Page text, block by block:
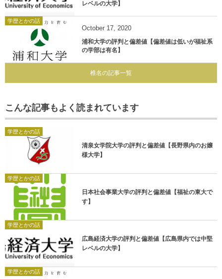
レベルの大学】
学歴とかの話
October 17
2020
浦和大学の評判と偏差値【偏差値は低いが福祉系
の学部は有名】
椎名の記事一覧
こんな記事もよく読まれています
学歴とかの話
清泉女学院大学の評判と偏差値【長野県内のお嬢
様大学】
学歴とかの話
日本社会事業大学の評判と偏差値【福祉の東大で
す】
学歴とかの話
広島経済大学の評判と偏差値【広島県内では中堅
レベルの大学】
学歴とかの話